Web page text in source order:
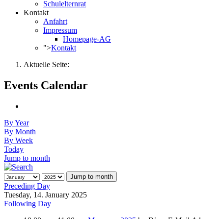
Schulelternrat
Kontakt
Anfahrt
Impressum
Homepage-AG
">Kontakt
Aktuelle Seite:
Events Calendar
By Year
By Month
By Week
Today
Jump to month
Jump to month
Preceding Day
Tuesday, 14. January 2025
Following Day